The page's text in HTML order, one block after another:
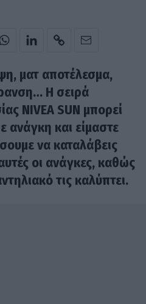
ματ αποτέλεσμα,
Η σειρά
NIVEA SUN μπορεί
ανάγκη και είμαστε
να καταλάβεις
οι ανάγκες, καθώς
τις καλύπτει.